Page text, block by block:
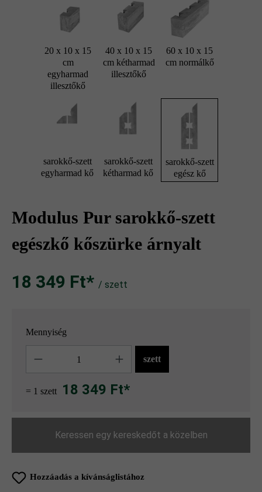
20 x 10 x 15
cm
egyharmad
illesztőkő
40 x 10 x 15
cm kétharmad
illesztőkő
60 x 10 x 15
cm normálkő
sarokkő-szett
egyharmad kő
sarokkő-szett
kétharmad kő
sarokkő-szett
egész kő
Modulus Pur sarokkő-szett
egészkő kőszürke árnyalt
18 349 Ft‎‎‎* / szett
Mennyiség
szett
= 1 szett 18 349 Ft*
Keressen egy kereskedőt a közelben
Hozzáadás a kívánságlistához